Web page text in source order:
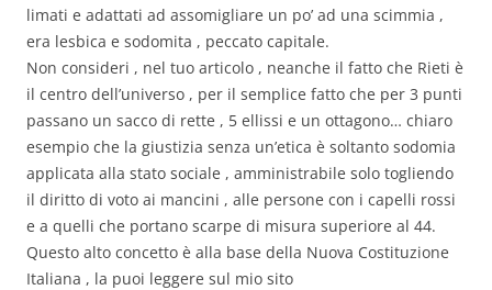
limati e adattati ad assomigliare un po’ ad una scimmia ,
era lesbica e sodomita , peccato capitale.
Non consideri , nel tuo articolo , neanche il fatto che Rieti è
il centro dell’universo , per il semplice fatto che per 3 punti
passano un sacco di rette , 5 ellissi e un ottagono… chiaro
esempio che la giustizia senza un’etica è soltanto sodomia
applicata alla stato sociale , amministrabile solo togliendo
il diritto di voto ai mancini , alle persone con i capelli rossi
e a quelli che portano scarpe di misura superiore al 44.
Questo alto concetto è alla base della Nuova Costituzione
Italiana , la puoi leggere sul mio sito